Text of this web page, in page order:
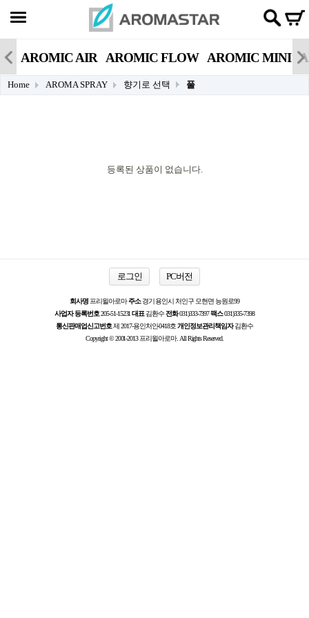
AROMIC AIR AROMIC FLOW AROMIC MINI
Home AROMA SPRAY 향기로 선택 풀
등록된 상품이 없습니다.
로그인 PC버전
회사명 프리윌아로마주소경기 용인시 처인구 모현면 능원로99
사업자 등록번호205-51-15231 대표 김환수전화031)333-7397팩스031)335-7398
통신판매업신고번호제 2017-용인처인-0418호개인정보관리책임자김환수
Copyright © 2001-2013 프리윌아로마. All Rights Reserved.